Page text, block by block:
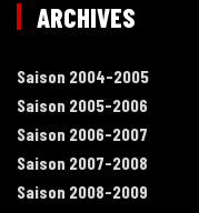
ARCHIVES
Saison 2004-2005
Saison 2005-2006
Saison 2006-2007
Saison 2007-2008
Saison 2008-2009